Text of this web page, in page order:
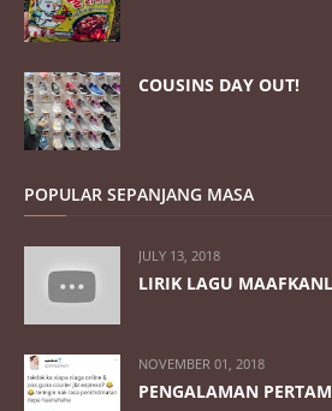
COUSINS DAY OUT!
POPULAR SEPANJANG MASA
JULY 13, 2018
LIRIK LAGU
NOVEMBER 01, 2018
PENGALAMAN